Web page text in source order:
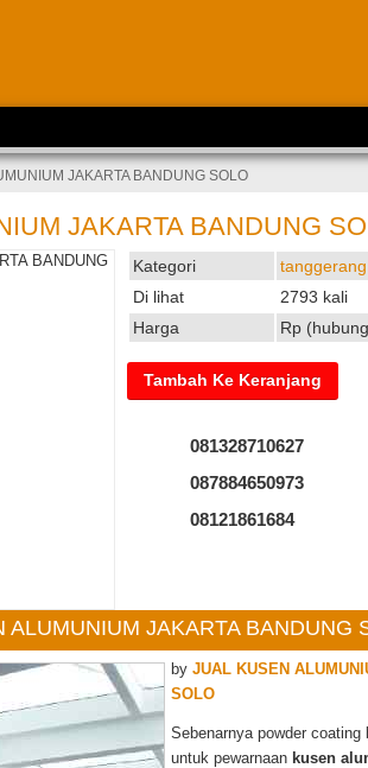
JAKARTA BANDUNG SOLO
JAKARTA BANDUNG
Kategori
tanggerang
Di lihat
2793 kali
Harga
Rp
081328710627
087884650973
08121861684
ALUMUNIUM JAKARTA BANDUNG
by JUAL KUSEN
SOLO
Sebenarnya powder
untuk pewarnaan kusen